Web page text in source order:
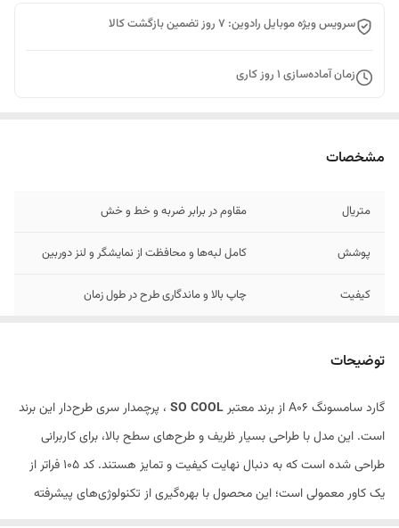
سرویس ویژه موبایل رادوین: 7 روز تضمین بازگشت کالا
زمان آماده‌سازی 1 روز کاری
مشخصات
متریال مقاوم در برابر ضربه و خط و خش
پوشش کامل لبه‌ها و محافظت از نمایشگر و لنز دوربین
کیفیت چاپ بالا و ماندگاری طرح در طول زمان
توضیحات
گارد سامسونگ A06 از برند معتبر SO COOL ، پرچمدار سری طرح‌دار این برند
است. این مدل با طراحی بسیار ظریف و طرح‌های سطح بالا، برای کاربرانی
طراحی شده است که به دنبال نهایت کیفیت و تمایز هستند. کد 105 فراتر از
یک کاور معمولی است؛ این محصول با بهره‌گیری از تکنولوژی‌های پیشرفته